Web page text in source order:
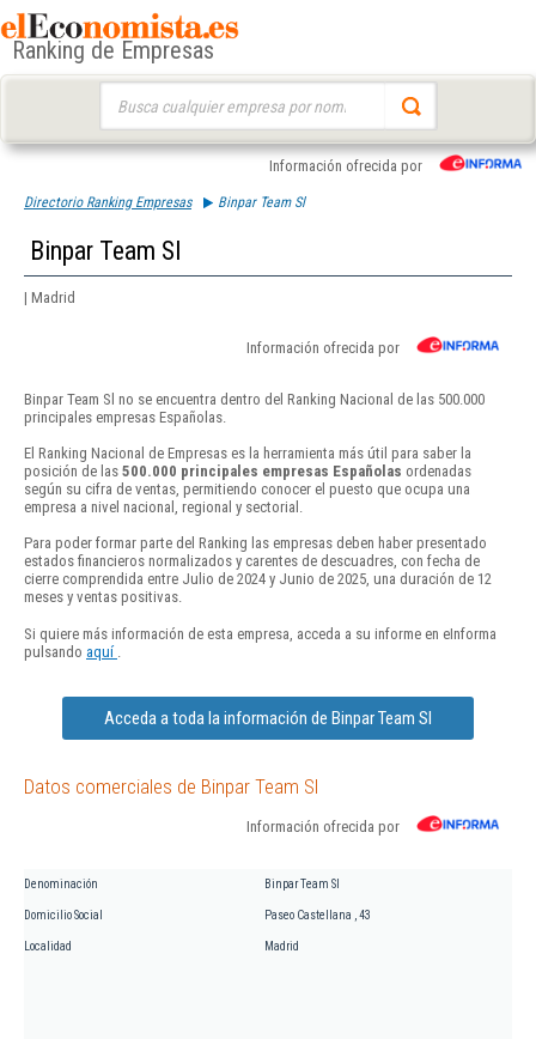
Ranking de Empresas
Información ofrecida por
Directorio Ranking Empresas Binpar Team Sl
Binpar Team Sl
| Madrid
Información ofrecida por
Binpar Team Sl no se encuentra dentro del Ranking Nacional de las 500.000
principales empresas Españolas.
El Ranking Nacional de Empresas es la herramienta más útil para saber la
posición de las 500.000 principales empresas Españolas ordenadas
según su cifra de ventas, permitiendo conocer el puesto que ocupa una
empresa a nivel nacional, regional y sectorial.
Para poder formar parte del Ranking las empresas deben haber presentado
estados financieros normalizados y carentes de descuadres, con fecha de
cierre comprendida entre Julio de 2024 y Junio de 2025, una duración de 12
meses y ventas positivas.
Si quiere más información de esta empresa, acceda a su informe en eInforma
pulsando aquí
Acceda a toda la información de Binpar Team Sl
Datos comerciales de Binpar Team Sl
Información ofrecida por
Denominación Binpar Team Sl
Domicilio Social Paseo Castellana , 43
Localidad Madrid